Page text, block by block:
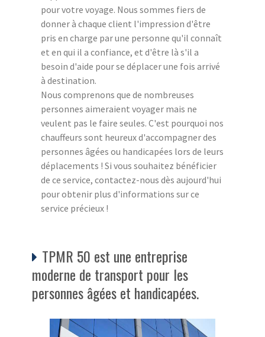
pour votre voyage. Nous sommes fiers de
donner à chaque client l'impression d'être
pris en charge par une personne qu'il connaît
et en qui il a confiance, et d'être là s'il a
besoin d'aide pour se déplacer une fois arrivé
à destination.
Nous comprenons que de nombreuses
personnes aimeraient voyager mais ne
veulent pas le faire seules. C'est pourquoi nos
chauffeurs sont heureux d'accompagner des
personnes âgées ou handicapées lors de leurs
déplacements ! Si vous souhaitez bénéficier
de ce service, contactez-nous dès aujourd'hui
pour obtenir plus d'informations sur ce
service précieux !
TPMR 50 est une entreprise
moderne de transport pour les
personnes âgées et handicapées.